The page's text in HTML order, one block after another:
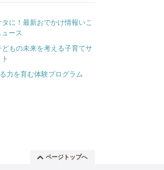
ページトップへ